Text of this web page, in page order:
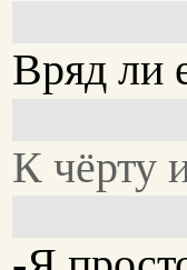
Вряд ли
К чёрту